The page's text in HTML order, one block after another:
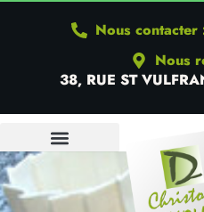
Nous contacter
Nous
38, RUE ST